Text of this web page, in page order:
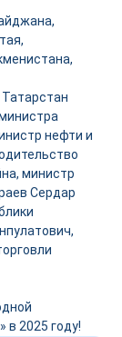
нефти и
министр
Сердар
в 2025 году!